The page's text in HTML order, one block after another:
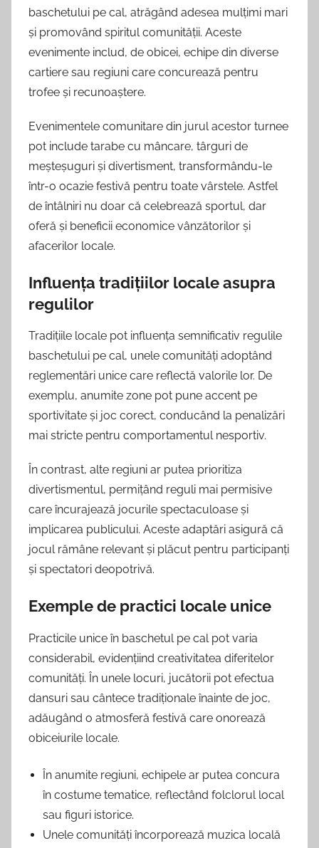
baschetului pe cal, atrăgând adesea mulțimi mari
și promovând spiritul comunității. Aceste
evenimente includ, de obicei, echipe din diverse
cartiere sau regiuni care concurează pentru
trofee și recunoaștere.
Evenimentele comunitare din jurul acestor turnee
pot include tarabe cu mâncare, târguri de
meșteșuguri și divertisment, transformându-le
într-o ocazie festivă pentru toate vârstele. Astfel
de întâlniri nu doar că celebrează sportul, dar
oferă și beneficii economice vânzătorilor și
afacerilor locale.
Influența tradițiilor locale asupra
regulilor
Tradițiile locale pot influența semnificativ regulile
baschetului pe cal, unele comunități adoptând
reglementări unice care reflectă valorile lor. De
exemplu, anumite zone pot pune accent pe
sportivitate și joc corect, conducând la penalizări
mai stricte pentru comportamentul nesportiv.
În contrast, alte regiuni ar putea prioritiza
divertismentul, permițând reguli mai permisive
care încurajează jocurile spectaculoase și
implicarea publicului. Aceste adaptări asigură că
jocul rămâne relevant și plăcut pentru participanți
și spectatori deopotrivă.
Exemple de practici locale unice
Practicile unice în baschetul pe cal pot varia
considerabil, evidențiind creativitatea diferitelor
comunități. În unele locuri, jucătorii pot efectua
dansuri sau cântece tradiționale înainte de joc,
adăugând o atmosferă festivă care onorează
obiceiurile locale.
În anumite regiuni, echipele ar putea concura
în costume tematice, reflectând folclorul local
sau figuri istorice.
Unele comunități încorporează muzica locală